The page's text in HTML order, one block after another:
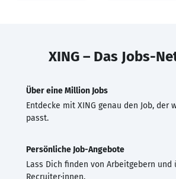
XING – Das Jobs-
Über eine Million Jobs
Entdecke mit XING genau den Job, der
passt.
Persönliche Job-Angebote
Lass Dich finden von Arbeitgebern und
Recruiter·innen.